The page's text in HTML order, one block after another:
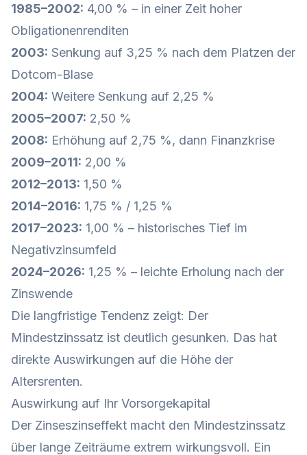
1985–2002: 4,00 % – in einer Zeit hoher
Obligationenrenditen
2003: Senkung auf 3,25 % nach dem Platzen der
Dotcom-Blase
2004: Weitere Senkung auf 2,25 %
2005–2007: 2,50 %
2008: Erhöhung auf 2,75 %, dann Finanzkrise
2009–2011: 2,00 %
2012–2013: 1,50 %
2014–2016: 1,75 % / 1,25 %
2017–2023: 1,00 % – historisches Tief im
Negativzinsumfeld
2024–2026: 1,25 % – leichte Erholung nach der
Zinswende
Die langfristige Tendenz zeigt: Der
Mindestzinssatz ist deutlich gesunken. Das hat
direkte Auswirkungen auf die Höhe der
Altersrenten.
Auswirkung auf Ihr Vorsorgekapital
Der Zinseszinseffekt macht den Mindestzinssatz
über lange Zeiträume extrem wirkungsvoll. Ein